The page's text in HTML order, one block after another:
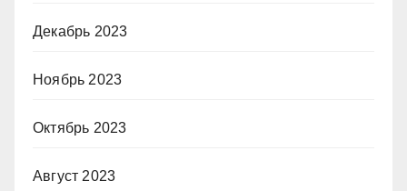
Декабрь 2023
Ноябрь 2023
Октябрь 2023
Август 2023